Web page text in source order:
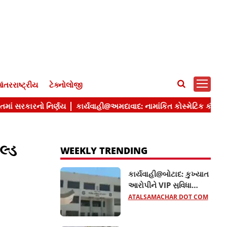
ટેક્નોલોજી
WEEKLY TRENDING
કાર્યવાહી@બોટાદ: કુખ્યાત
આરોપીને VIP સુવિધા
આપતા બે કોન્સ્ટેબલ
ATALSAMACHAR DOT COM